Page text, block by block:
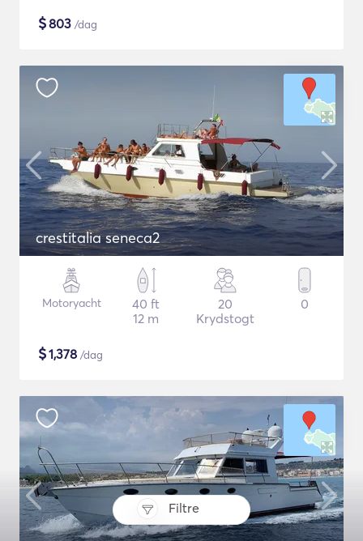
Filtre
$803 /dag
crestitalia seneca2
Motoryacht
40 ft
12 m
20
Krydstogt
0
$1,378 /dag